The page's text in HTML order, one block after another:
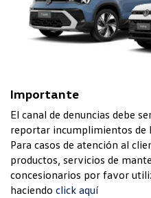
Importante
El canal de denuncias debe
reportar incumplimientos de
Para casos de atención al
productos, servicios de
concesionarios por favor
haciendo click aquí
Novedades
Dónde
Contactanos
goTOzero